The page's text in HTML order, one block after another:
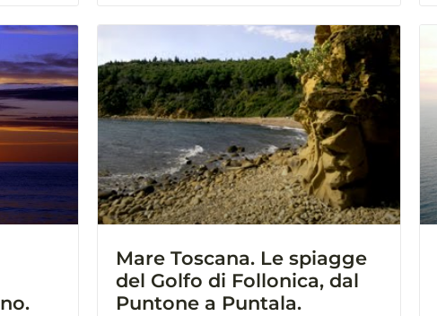
Mare Toscana. Le spiagge
del Golfo di Follonica, dal
Puntone a Puntala.